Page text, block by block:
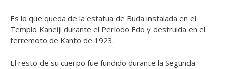
Es lo que queda de la estatua de Buda instalada en el
Templo Kaneiji durante el Período Edo y destruida en el
terremoto de Kanto de 1923.
El resto de su cuerpo fue fundido durante la Segunda